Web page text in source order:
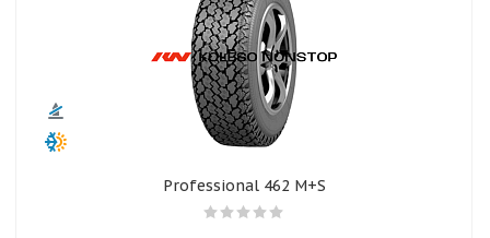
Professional 462 M+S